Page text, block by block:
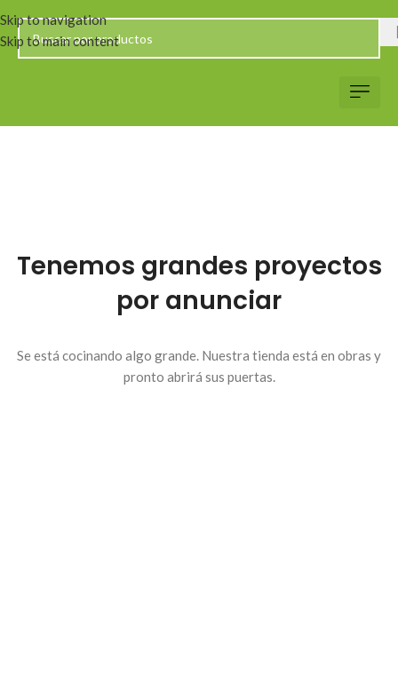
Skip to navigation
Skip to main content
Tenemos grandes proyectos
por anunciar
Se está cocinando algo grande. Nuestra tienda está en obras y
pronto abrirá sus puertas.